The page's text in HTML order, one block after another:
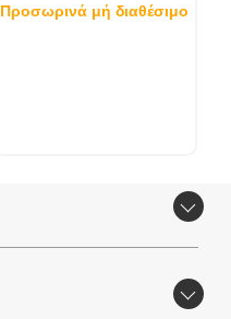
Προσωρινά μή διαθέσιμο